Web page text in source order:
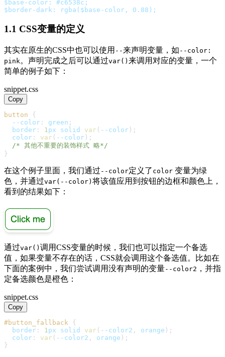
$base-color: #c6538c;
$border-dark: rgba($base-color, 0.88);
1.1 CSS变量的定义
其实在原生的CSS中也可以使用 --来声明变量，如 --color:
pink。声明完成之后可以通过var() 来调用对应的变量，一个
简单的例子如下：
snippet.css
Copy
button
{
--color : green ;
border : 1px solid var ( --color ) ;
color : var ( --color ) ;
/* 其他不重要的装饰样式 略*/
}
在这个例子里面，我们通过 --color定义了 color 变量为绿
色，并通过var(--color) 将该值应用到按钮的边框和颜色上，
看到的结果如下：
通过var() 调用CSS变量的时候，我们也可以指定一个备选
值，如果变量不存在的话，CSS就会调用这个备选值。比如在
下面的案例中，我们尝试调用没有声明的变量--color2 ，并指
定备选颜色是橙色：
snippet.css
Copy
#button_fallback {
border : 1px solid var ( --color2 , orange ) ;
color : var ( --color2 , orange ) ;
}